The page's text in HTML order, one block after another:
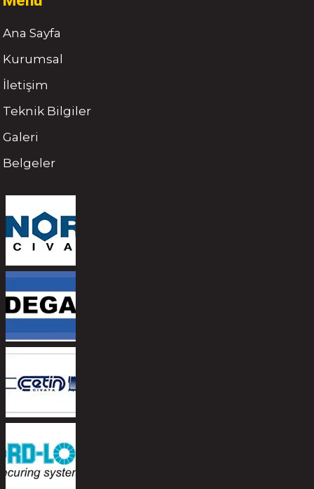
Ana Sayfa
Kurumsal
İletişim
Teknik Bilgiler
Galeri
Belgeler